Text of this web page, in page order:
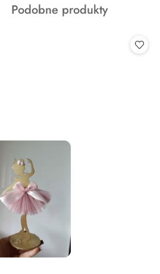
Produkty
Podobne produkty